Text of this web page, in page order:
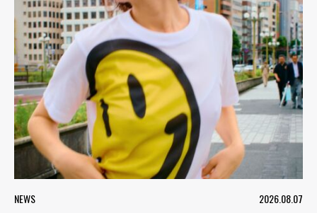
NEWS 2026.08.07